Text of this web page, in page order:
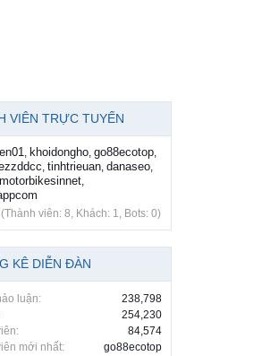
VIÊN TRỰC TUYẾN
, khoidongho, go88ecotop,
, tinhtrieuan, danaseo,
,
viên: 8, Khách: 1, Bots: 0)
KÊ DIỄN ĐÀN
luận:
238,798
254,230
84,574
mới nhất:
go88ecotop